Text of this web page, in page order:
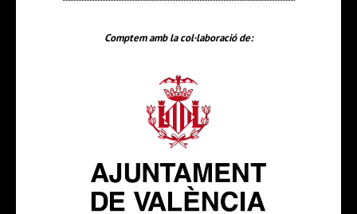
Comptem amb la col·laboració de: